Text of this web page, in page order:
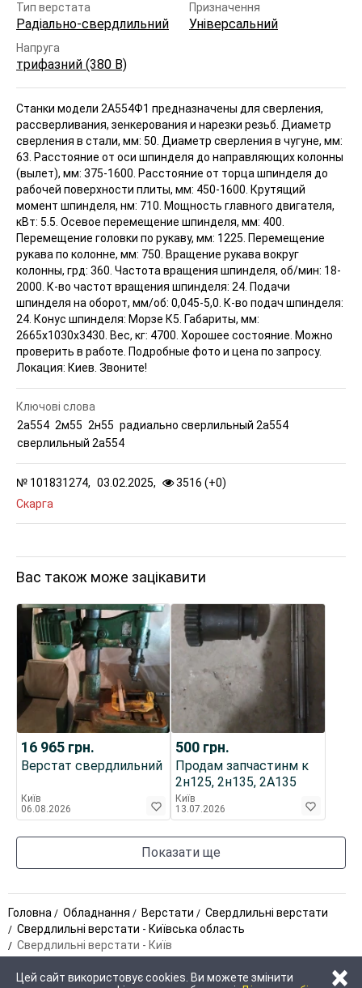
Тип верстата
Радіально-свердлильний
Призначення
Універсальний
Напруга
трифазний (380 В)
Станки модели 2А554Ф1 предназначены для сверления,
рассверливания, зенкерования и нарезки резьб. Диаметр
сверления в стали, мм: 50. Диаметр сверления в чугуне, мм:
63. Расстояние от оси шпинделя до направляющих колонны
(вылет), мм: 375-1600. Расстояние от торца шпинделя до
рабочей поверхности плиты, мм: 450-1600. Крутящий
момент шпинделя, нм: 710. Мощность главного двигателя,
кВт: 5.5. Осевое перемещение шпинделя, мм: 400.
Перемещение головки по рукаву, мм: 1225. Перемещение
рукава по колонне, мм: 750. Вращение рукава вокруг
колонны, грд: 360. Частота вращения шпинделя, об/мин: 18-
2000. К-во частот вращения шпинделя: 24. Подачи
шпинделя на оборот, мм/об: 0,045-5,0. К-во подач шпинделя:
24. Конус шпинделя: Морзе К5. Габариты, мм:
2665х1030х3430. Вес, кг: 4700. Хорошее состояние. Можно
проверить в работе. Подробные фото и цена по запросу.
Локация: Киев. Звоните!
№ 101831274, 03.02.2025, 3516 (+0)
Скарга
Ключові слова
2а554 2м55 2н55 радиально сверлильный 2а554
сверлильный 2а554
Вас також може зацікавити
16 965 грн.
Верстат свердлильний
Київ
06.08.2026
500 грн.
Продам запчастинм к
2н125, 2н135, 2А135
Київ
13.07.2026
Показати ще
Головна Обладнання Верстати
Свердлильні верстати
Свердлильні верстати - Київська область
Свердлильні верстати - Київ
Цей сайт використовує cookies. Ви можете змінити
×